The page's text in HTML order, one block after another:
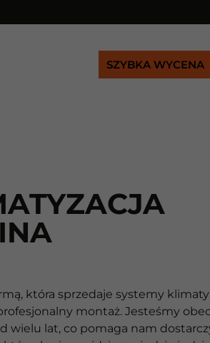
SZYBKA WYCENA
która sprzedaje systemy
montaż. Jesteśmy
wielu lat, co pomaga nam